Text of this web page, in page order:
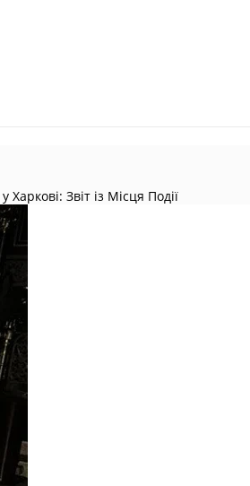
Звіт із Місця Події